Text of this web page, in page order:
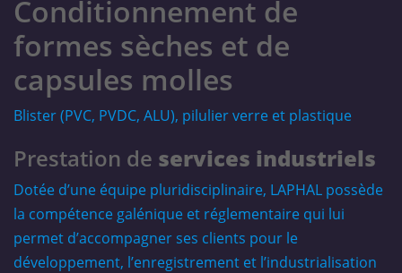
Conditionnement de
formes sèches et de
capsules molles
Blister (PVC, PVDC, ALU), pilulier verre et plastique
Prestation de services industriels
Dotée d’une équipe pluridisciplinaire, LAPHAL possède
la compétence galénique et réglementaire qui lui
permet d’accompagner ses clients pour le
développement, l’enregistrement et l’industrialisation